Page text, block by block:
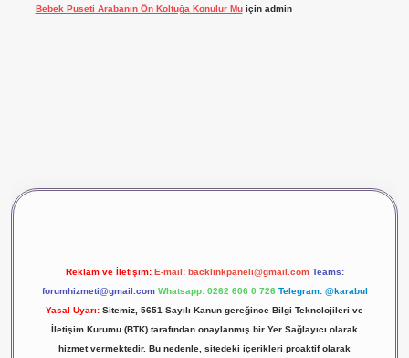
Bebek Puseti Arabanın Ön Koltuğa Konulur Muiçin admin
Reklam ve İletişim: E-mail: backlinkpaneli@gmail.com Teams:
forumhizmeti@gmail.com Whatsapp: 0262 606 0 726 Telegram: @karabul
Yasal Uyarı: Sitemiz, 5651 Sayılı Kanun gereğince Bilgi Teknolojileri ve
İletişim Kurumu (BTK) tarafından onaylanmış bir Yer Sağlayıcı olarak
hizmet vermektedir. Bu nedenle, sitedeki içerikleri proaktif olarak